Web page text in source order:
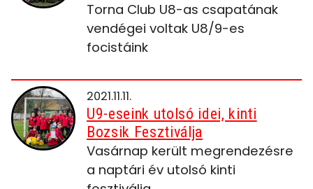
Torna Club U8-as csapatának
vendégei voltak U8/9-es
focistáink
2021.11.11.
U9-eseink utolsó idei, kinti
Bozsik Fesztiválja
Vasárnap került megrendezésre
a naptári év utolsó kinti